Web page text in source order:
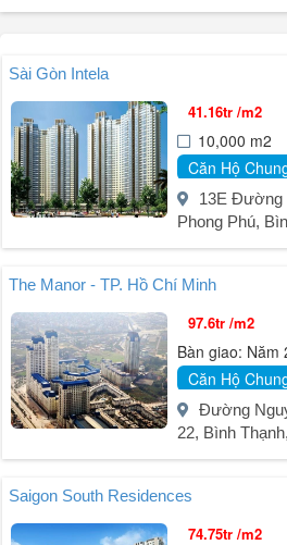
Sài Gòn Intela
41.16tr /m2
10,000 m2
Căn Hộ
13E Đường
Phong Phú,
The Manor - TP. Hồ Chí Minh
97.6tr /m2
Bàn giao: Năm
Căn Hộ
Đường
22, Bình
Saigon South Residences
74.75tr /m2